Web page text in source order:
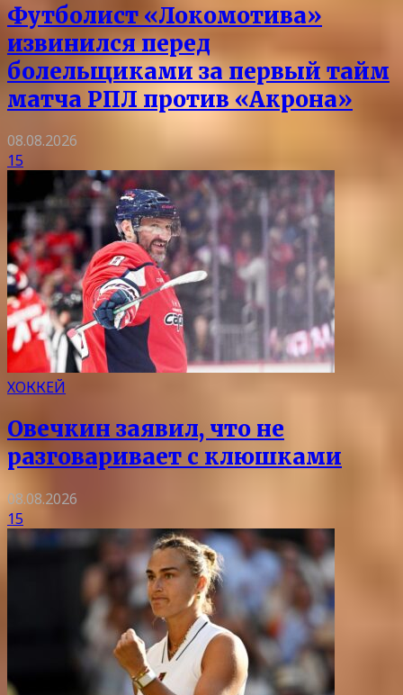
Футболист «Локомотива»
извинился перед
болельщиками за первый тайм
матча РПЛ против «Акрона»
08.08.2026
15
ХОККЕЙ
Овечкин заявил, что не
разговаривает с клюшками
08.08.2026
15